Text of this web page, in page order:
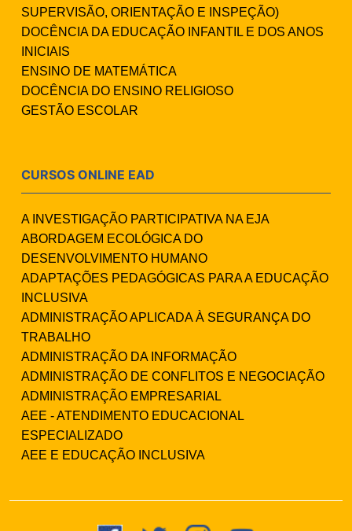
SUPERVISÃO, ORIENTAÇÃO E INSPEÇÃO)
DOCÊNCIA DA EDUCAÇÃO INFANTIL E DOS ANOS
INICIAIS
ENSINO DE MATEMÁTICA
DOCÊNCIA DO ENSINO RELIGIOSO
GESTÃO ESCOLAR
CURSOS ONLINE EAD
A INVESTIGAÇÃO PARTICIPATIVA NA EJA
ABORDAGEM ECOLÓGICA DO
DESENVOLVIMENTO HUMANO
ADAPTAÇÕES PEDAGÓGICAS PARA A EDUCAÇÃO
INCLUSIVA
ADMINISTRAÇÃO APLICADA À SEGURANÇA DO
TRABALHO
ADMINISTRAÇÃO DA INFORMAÇÃO
ADMINISTRAÇÃO DE CONFLITOS E NEGOCIAÇÃO
ADMINISTRAÇÃO EMPRESARIAL
AEE - ATENDIMENTO EDUCACIONAL
ESPECIALIZADO
AEE E EDUCAÇÃO INCLUSIVA